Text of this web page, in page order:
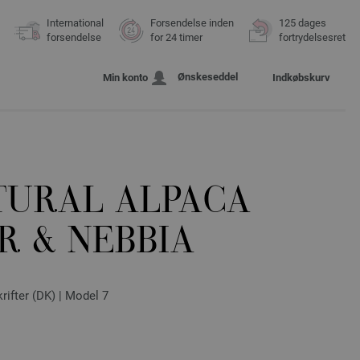
International
forsendelse
Forsendelse inden
for 24 timer
125 dages
fortrydelsesret
Min konto Ønskeseddel Indkøbskurv
ALPACA
& NEBBIA
(DK) | Model 7